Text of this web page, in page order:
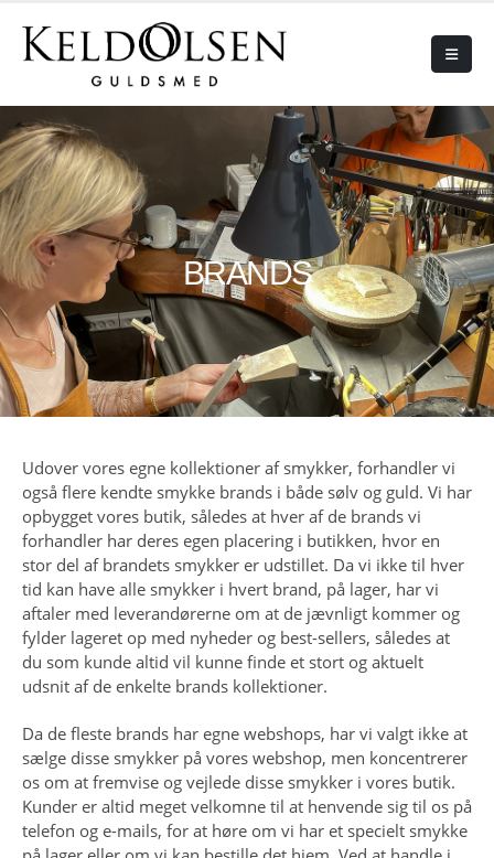
HOME
BRANDS
Udover vores egne kollektioner af smykker, forhandler vi
også flere kendte smykke brands i både sølv og guld. Vi har
opbygget vores butik, således at hver af de brands vi
forhandler har deres egen placering i butikken, hvor en
stor del af brandets smykker er udstillet. Da vi ikke til hver
tid kan have alle smykker i hvert brand, på lager, har vi
aftaler med leverandørerne om at de jævnligt kommer og
fylder lageret op med nyheder og best-sellers, således at
du som kunde altid vil kunne finde et stort og aktuelt
udsnit af de enkelte brands kollektioner.
Da de fleste brands har egne webshops, har vi valgt ikke at
sælge disse smykker på vores webshop, men koncentrerer
os om at fremvise og vejlede disse smykker i vores butik.
Kunder er altid meget velkomne til at henvende sig til os på
telefon og e-mails, for at høre om vi har et specielt smykke